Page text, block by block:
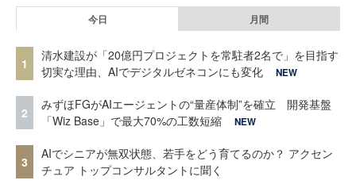
今日 月間
1
清水建設が「20億円プロジェクトを常駐者2名で」を目指す
切実な理由、AIでデジタルゼネコンにも変化
NEW
2
みずほFGがAIエージェントの“量産体制”を確立 開発基盤
「Wiz Base」で最大70%の工数短縮
NEW
3
AIでシニアが無双状態、若手をどう育てるのか？ アクセン
チュア トップコンサルタントに聞く